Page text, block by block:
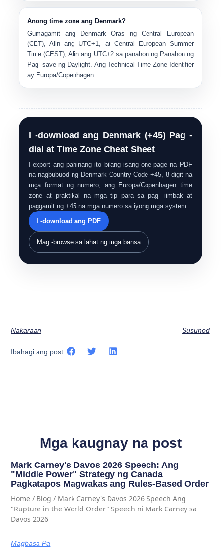
Anong time zone ang Denmark?
Gumagamit ang Denmark Oras ng Central European
(CET), Alin ang UTC+1, at Central European Summer
Time (CEST), Alin ang UTC+2sa panahon ng Panahon ng
Pag -save ng Daylight. Ang Technical Time Zone Identifier
ay Europa/Copenhagen.
I -download ang Denmark (+45) Pag -
dial at Time Zone Cheat Sheet
I-export ang pahinang ito bilang isang one-page na PDF
na nagbubuod ng Denmark Country Code +45, 8-digit na
mga format ng numero, ang Europa/Copenhagen time
zone at praktikal na mga tip para sa pag -iimbak at
paggamit ng +45 na mga numero sa iyong mga system.
I -download ang PDF
Mag -browse sa lahat ng mga bansa
Nakaraan Susunod
Ibahagi ang post:
Mga kaugnay na post
Mark Carney's Davos 2026 Speech: Ang
"Middle Power" Strategy ng Canada
Pagkatapos Magwakas ang Rules-Based Order
Home / Blog / Mark Carney's Davos 2026 Speech Ang
"Rupture in the World Order" Speech ni Mark Carney sa
Davos 2026
Magbasa Pa